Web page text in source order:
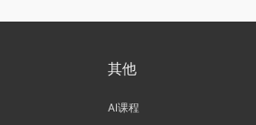
其他
AI课程